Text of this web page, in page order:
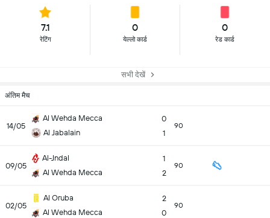
7.1
रेटिंग
0
येल्लो कार्ड
0
रेड कार्ड
सभी देखें
अंतिम मैच
14/05
Al Wehda Mecca
Al Jabalain
0
1
90
09/05
Al-Jndal
Al Wehda Mecca
1
2
90
02/05
Al Oruba
Al Wehda Mecca
2
0
90